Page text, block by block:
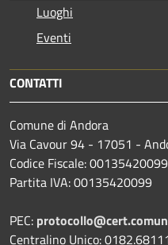
Luoghi
Eventi
CONTATTI
Comune di Andora
Via Cavour 94 - 17051 -
Codice Fiscale: 00135420099
Partita IVA: 00135420099
PEC:
Centralino Unico: